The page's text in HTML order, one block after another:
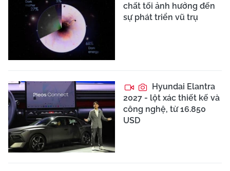
chất tối ảnh hưởng đến
sự phát triển vũ trụ
Hyundai Elantra
2027 - lột xác thiết kế và
công nghệ, từ 16.850
USD